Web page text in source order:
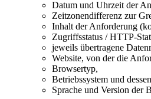
Datum und Uhrzeit der
Zeitzonendifferenz zur
Inhalt der Anforderung
Zugriffsstatus / HTTP-
jeweils übertragene
Website, von der die
Browsertyp,
Betriebssystem und
Sprache und Version der